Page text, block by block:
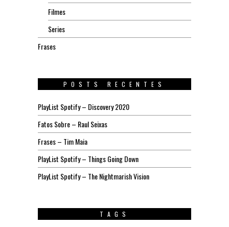
Filmes
Series
Frases
POSTS RECENTES
PlayList Spotify – Discovery 2020
Fatos Sobre – Raul Seixas
Frases – Tim Maia
PlayList Spotify – Things Going Down
PlayList Spotify – The Nightmarish Vision
TAGS